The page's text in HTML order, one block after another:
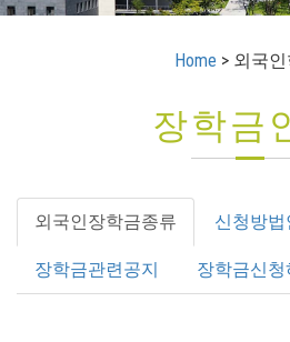
Home > 외국
장학금
외국인장학금종류 신청방법
장학금관련공지 장학금신청